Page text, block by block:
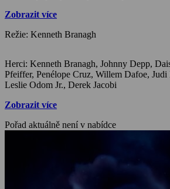
V okamžiku, kdy ve vlaku dojde k záhadné
nechybí jeden neobyčejný Belgičan s
smrtící hádanku dříve, než neznámý vrah
Zobrazit více
Režie: Kenneth Branagh
Herci: Kenneth Branagh, Johnny Depp, Daisy Ridley, Michelle
Pfeiffer, Penélope Cruz, Willem Dafoe, Judi Dench, Lucy Boynton,
Leslie Odom Jr., Derek Jacobi
Zobrazit více
Pořad aktuálně není v nabídce